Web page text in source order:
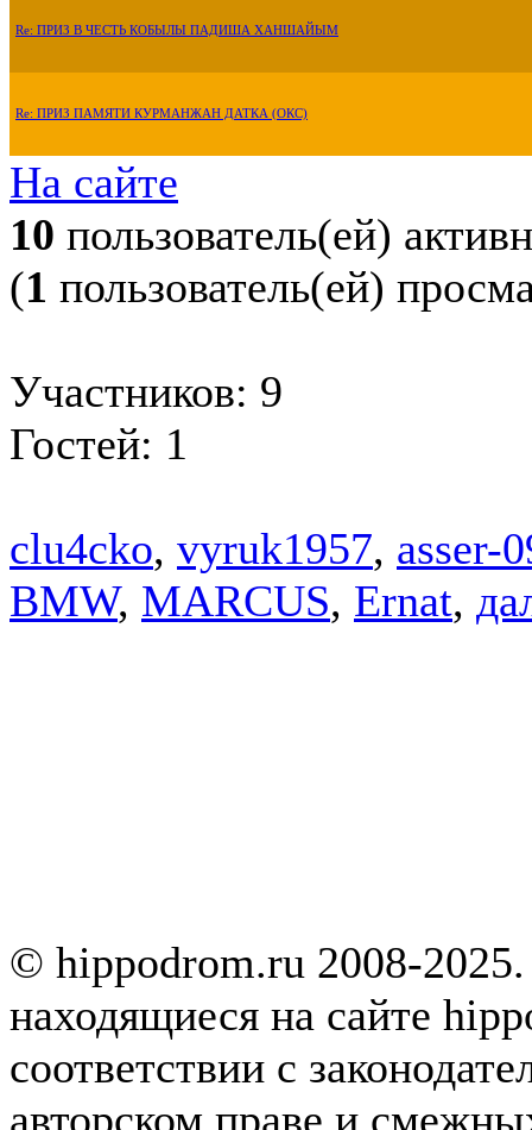
Re: ПРИЗ В ЧЕСТЬ КОБЫЛЫ ПАДИША ХАНШАЙЫМ
Re: ПРИЗ ПАМЯТИ КУРМАНЖАН ДАТКА (ОКС)
На сайте
10 пользователь(ей)
(1 пользователь(ей)
Участников: 9
Гостей: 1
clu4cko, vyruk1957, asser-
BMW, MARCUS, Ernat,
© hippodrom.ru 2008-
находящиеся на сайте
соответствии с
авторском праве и